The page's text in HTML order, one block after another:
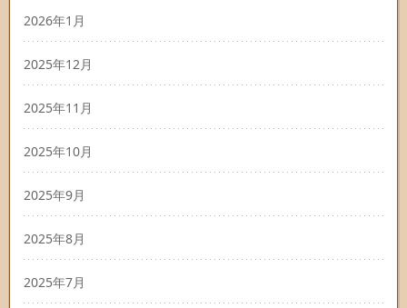
2026年1月
2025年12月
2025年11月
2025年10月
2025年9月
2025年8月
2025年7月